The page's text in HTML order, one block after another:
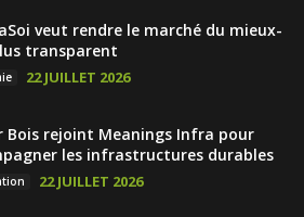
veut rendre le marché du mieux-
transparent
22 JUILLET 2026
Bois rejoint Meanings Infra pour
les infrastructures durables
22 JUILLET 2026